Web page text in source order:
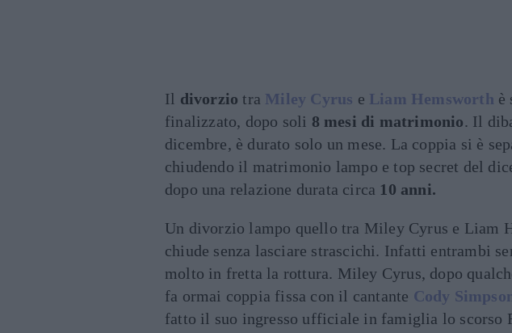
Il divorzio tra Miley Cyrus e Liam Hemsworth è
finalizzato, dopo soli 8 mesi di matrimonio. Il
dicembre, è durato solo un mese. La coppia si è
chiudendo il matrimonio lampo e top secret del
dopo una relazione durata circa 10 anni.
Un divorzio lampo quello tra Miley Cyrus e Liam
chiude senza lasciare strascichi. Infatti entrambi
molto in fretta la rottura. Miley Cyrus, dopo
fa ormai coppia fissa con il cantante Cody
fatto il suo ingresso ufficiale in famiglia lo scorso